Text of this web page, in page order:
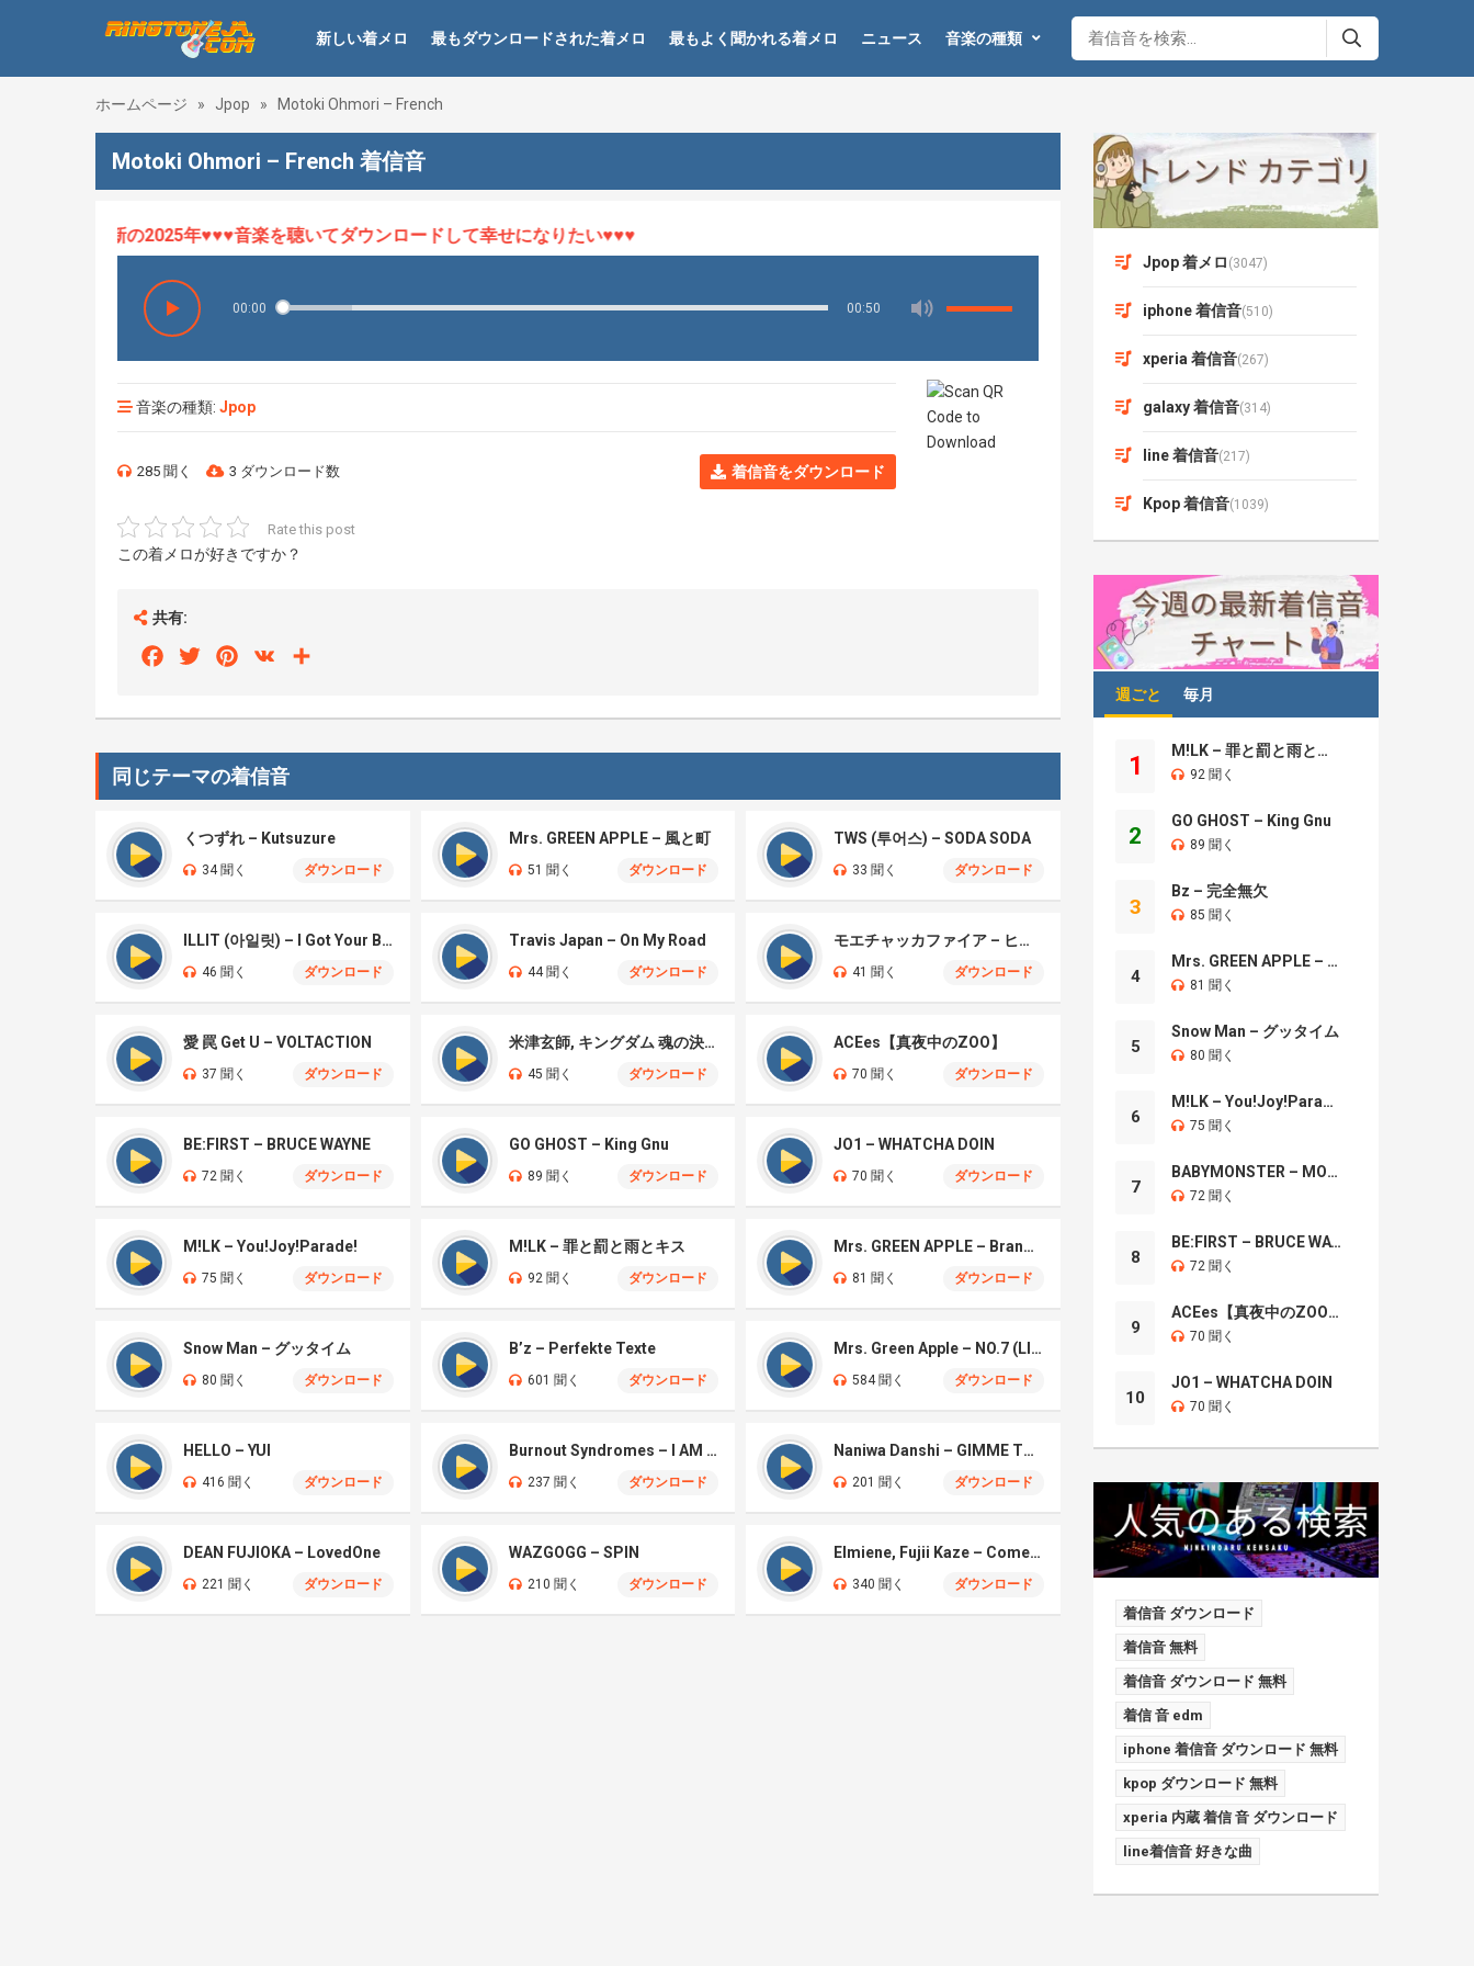
新しい着メロ 最もダウンロードされた着メロ 最もよく聞かれる着メロ ニュース 音楽の種類
ホームページ » Jpop » Motoki Ohmori – French
Motoki Ohmori – French 着信音
、最新の2025年♥♥♥音楽を聴いてダウンロードして幸せになりたい♥♥♥
00:00 00:50
音楽の種類: Jpop
285 聞く 3 ダウンロード数 着信音をダウンロード
Rate this post
この着メロが好きですか？
共有:
FacebookTwitterPinterest
VK
同じテーマの着信音
くつずれ – Kutsuzure
34 聞く ダウンロード
Mrs. GREEN APPLE – 風と町
51 聞く ダウンロード
TWS (투어스) – SODA SODA
33 聞く ダウンロード
ILLIT (아일릿) – I Got Your Back
46 聞く ダウンロード
Travis Japan – On My Road
44 聞く ダウンロード
モエチャッカファイア – ヒューゴ、狛野真斗、ライト、セヴェリアン (Cover )
41 聞く ダウンロード
愛 罠 Get U – VOLTACTION
37 聞く ダウンロード
米津玄師, キングダム 魂の決戦 – 公開記念PV
45 聞く ダウンロード
ACEes【真夜中のZOO】
70 聞く ダウンロード
BE:FIRST – BRUCE WAYNE
72 聞く ダウンロード
GO GHOST – King Gnu
89 聞く ダウンロード
JO1 – WHATCHA DOIN
70 聞く ダウンロード
M!LK – You!Joy!Parade!
75 聞く ダウンロード
M!LK – 罪と罰と雨とキス
92 聞く ダウンロード
Mrs. GREEN APPLE – Brand New
81 聞く ダウンロード
Snow Man – グッタイム
80 聞く ダウンロード
B’z – Perfekte Texte
601 聞く ダウンロード
Mrs. Green Apple – NO.7 (LIVE)
584 聞く ダウンロード
HELLO – YUI
416 聞く ダウンロード
Burnout Syndromes – I AM A HERO
237 聞く ダウンロード
Naniwa Danshi – GIMME THE DAY
201 聞く ダウンロード
DEAN FUJIOKA – LovedOne
221 聞く ダウンロード
WAZGOGG – SPIN
210 聞く ダウンロード
Elmiene, Fujii Kaze – Comets Gold
340 聞く ダウンロード
Jpop 着メロ (3047)
iphone 着信音(510)
xperia 着信音(267)
galaxy 着信音(314)
line 着信音(217)
Kpop 着信音(1039)
週ごと 毎月
1
M!LK – 罪と罰と雨とキス
92 聞く
2
GO GHOST – King Gnu
89 聞く
3
Bz – 完全無欠
85 聞く
4
Mrs. GREEN APPLE – Brand New
81 聞く
5
Snow Man – グッタイム
80 聞く
6
M!LK – You!Joy!Parade!
75 聞く
7
BABYMONSTER – MOON
72 聞く
8
BE:FIRST – BRUCE WAYNE
72 聞く
9
ACEes【真夜中のZOO】
70 聞く
10
JO1 – WHATCHA DOIN
70 聞く
着信音 ダウンロード
着信音 無料
着信音 ダウンロード 無料
着信 音 edm
iphone 着信音 ダウンロード 無料
kpop ダウンロード 無料
xperia 内蔵 着信 音 ダウンロード
line着信音 好きな曲